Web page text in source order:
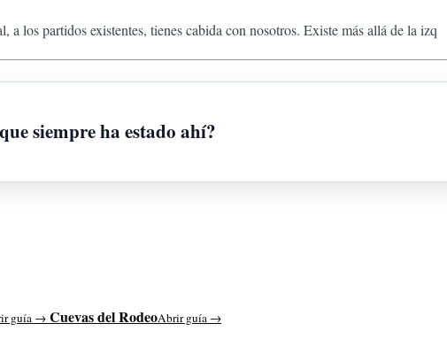
los partidos existentes, tienes cabida con nosotros. Existe más allá de la izq
siempre ha estado ahí?
guía → Cuevas del RodeoAbrir guía →